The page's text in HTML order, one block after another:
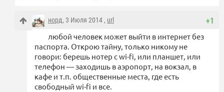
+1
норд, 3 Июля 2014 , url
любой человек может выйти в интернет без
паспорта. Открою тайну, только никому не
говори: берешь нотер с wi-fi, или планшет, или
телефон — заходишь в аэропорт, на вокзал, в
кафе и т.п. общественные места, где есть
свободный wi-fi и все.